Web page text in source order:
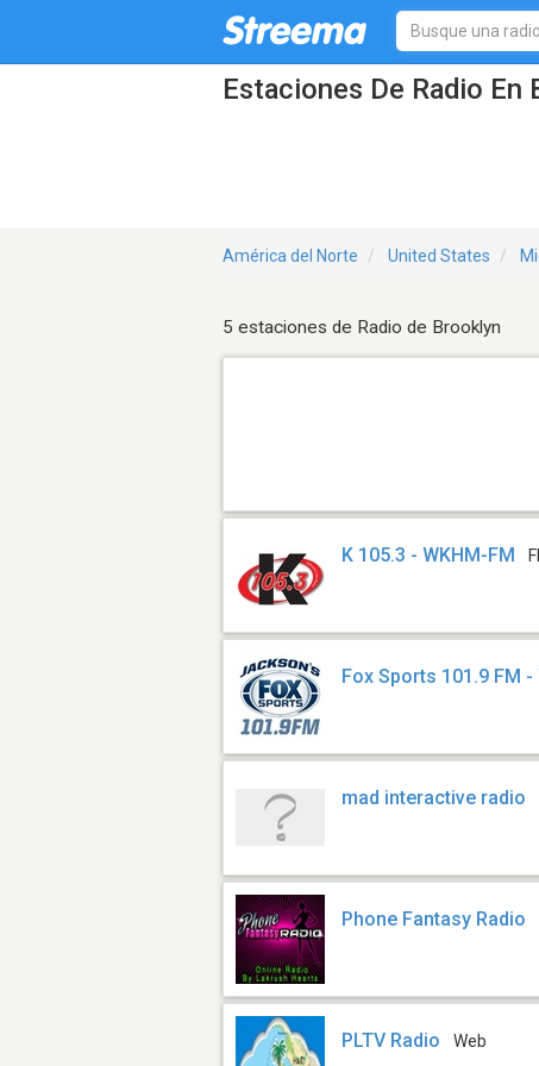
Estaciones De Radio
América del Norte United States
5 estaciones de Radio de Brooklyn
K 105.3 - WKHM-FM
Fox Sports 101.9 FM -
mad interactive radio
Phone Fantasy Radio
PLTV Radio Web